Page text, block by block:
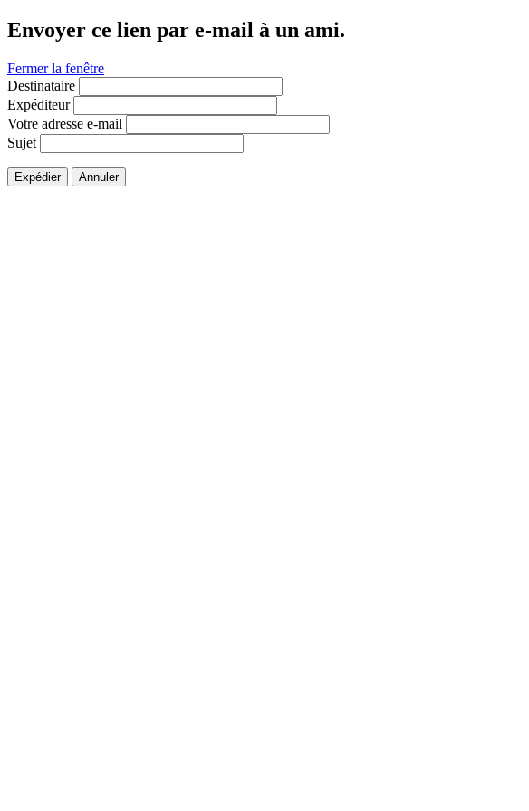
Envoyer ce lien par e-mail à un ami.
Fermer la fenêtre
Destinataire
Expéditeur
Votre adresse e-mail
Sujet
Expédier Annuler